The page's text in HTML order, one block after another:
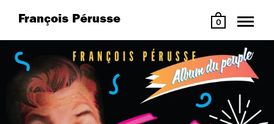
François Pérusse 0